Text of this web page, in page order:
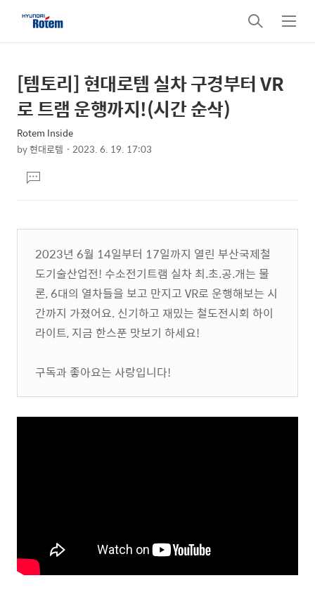
검
색
메
뉴
상
세
컨
텐
본
문
제
목
[템토리] 현대로템 실차 구경부터 VR
로 트램 운행까지!(시간 순삭)
Rotem Inside
by현대로템 2023. 6. 19. 17:03
문댓
글
2023년 6월 14일부터 17일까지 열린 부산국제철
도기술산업전! 수소전기트램 실차 최.초.공.개는 물
론, 6대의 열차들을 보고 만지고 VR로 운행해보는 시
간까지 가졌어요. 신기하고 재밌는 철도전시회 하이
라이트, 지금 한스푼 맛보기 하세요!
구독과 좋아요는 사랑입니다!